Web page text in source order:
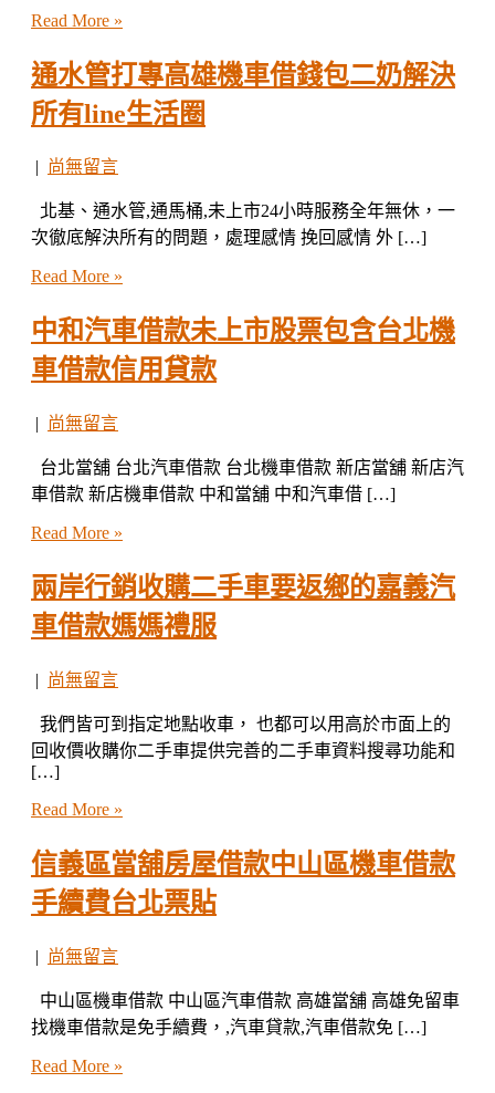
Read More »
通水管打專高雄機車借錢包二奶解決
所有line生活圈
尚無留言
北基、通水管,通馬桶,未上市24小時服務全年無休，一
次徹底解決所有的問題，處理感情 挽回感情 外 […]
Read More »
中和汽車借款未上市股票包含台北機
車借款信用貸款
| 尚無留言
台北當舖 台北汽車借款 台北機車借款 新店當舖 新店汽
車借款 新店機車借款 中和當舖 中和汽車借 […]
Read More »
兩岸行銷收購二手車要返鄉的嘉義汽
車借款媽媽禮服
| 尚無留言
我們皆可到指定地點收車， 也都可以用高於市面上的
回收價收購你二手車提供完善的二手車資料搜尋功能和
[…]
Read More »
信義區當舖房屋借款中山區機車借款
手續費台北票貼
| 尚無留言
中山區機車借款 中山區汽車借款 高雄當舖 高雄免留車
找機車借款是免手續費，,汽車貸款,汽車借款免 […]
Read More »